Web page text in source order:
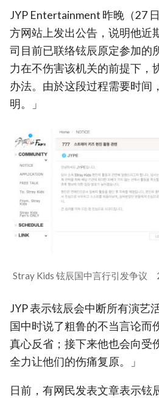
JYP Entertainment 昨晚（27
方网站上发出公告，说明他近
司目前已联络铉辰原定参加的
力在不伤害该机关的前提下，
办法。由於这段过程需要时间
明。」
Stray Kids 铉辰国中言行引发争议
JYP 表示铉辰会中断所有演艺
国中时说了粗鲁的不当言论而
真心反省；接下来他也会向受
全力让他们的伤痛复原。」
日前，有网民发表文章表示铉